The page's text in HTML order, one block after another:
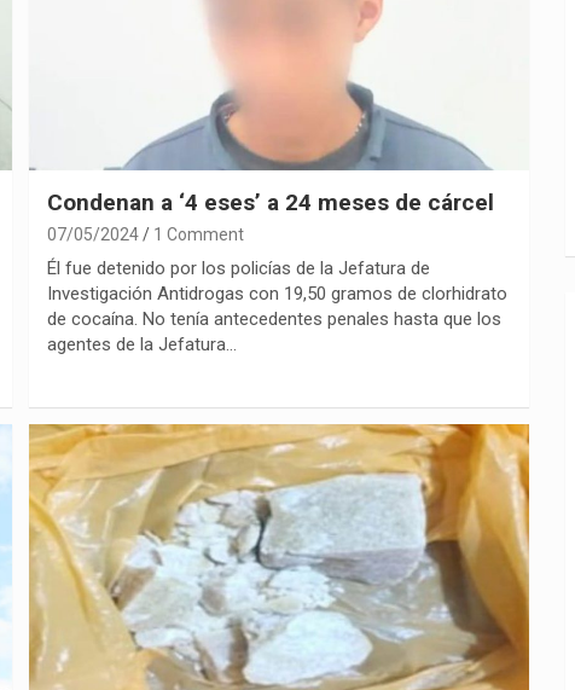
Condenan a ‘4 eses’ a 24 meses de cárcel
07/05/2024 1 Comment
Él fue detenido por los policías de la Jefatura de
Investigación Antidrogas con 19,50 gramos de clorhidrato
de cocaína. No tenía antecedentes penales hasta que los
agentes de la Jefatura…